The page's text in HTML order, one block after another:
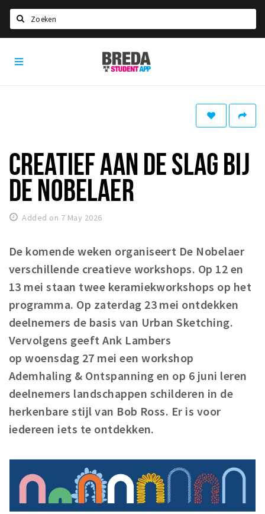
HOME
Student council
Student routes
New in town? Check FAQ!
Housing
Registering municipality
Health insurance
General practitioner and first aid
Q&A
DISCOUNTS
Breda Student Shop
Spin the wheel!
LEISURE
Agenda
Sights
Breda
Student
CREATIEF AAN DE SLAG BIJ
DE NOBELAER
Added on 7 May 2026
De komende weken organiseert De Nobelaer
verschillende creatieve workshops. Op 12 en
13 mei staan twee keramiekworkshops op het
programma. Op zaterdag 23 mei ontdekken
deelnemers de basis van Urban Sketching.
Vervolgens geeft Ank Lambers
op woensdag 27 mei een workshop
Ademhaling & Ontspanning en op 6 juni leren
deelnemers landschappen schilderen in de
herkenbare stijl van Bob Ross. Er is voor
iedereen iets te ontdekken.